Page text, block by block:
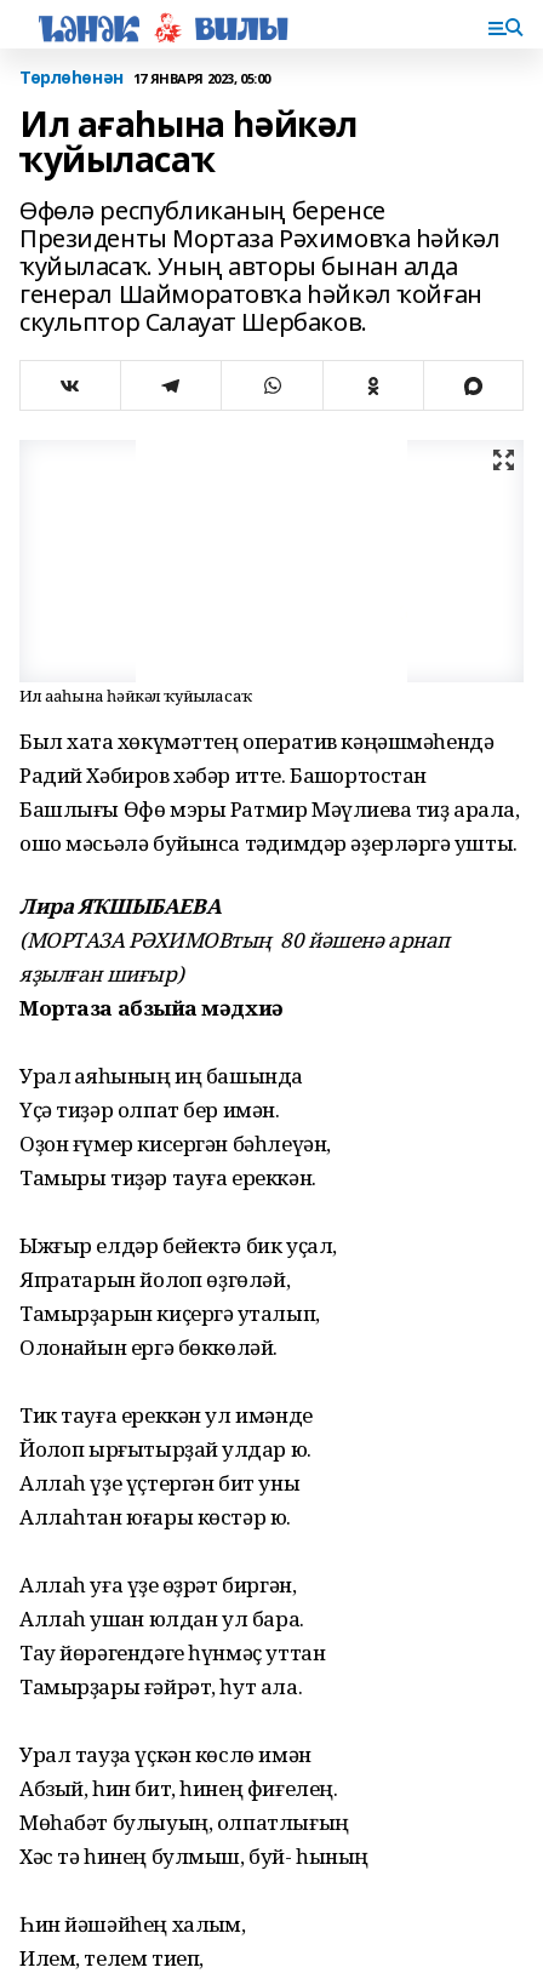
Төрлөһөнән 17 ЯНВАРЯ 2023, 05:00
Ил ағаһына һәйкәл
ҡуйыласаҡ
Өфөлә республиканың беренсе
Президенты Мортаза Рәхимовҡа һәйкәл
ҡуйыласаҡ. Уның авторы бынан алда
генерал Шайморатовҡа һәйкәл ҡойған
скульптор Салауат Шербаков.
Ил ағаһына һәйкәл ҡуйыласаҡ
Был хаҡта хөкүмәттең оператив кәңәшмәһендә
Радий Хәбиров хәбәр итте. Башҡортостан
Башлығы Өфө мэры Ратмир Мәүлиевҡа тиҙ арала,
ошо мәсьәлә буйынса тәҡдимдәр әҙерләргә ҡушты.
Лира ЯҠШЫБАЕВА
(МОРТАЗА РӘХИМОВтың 80 йәшенә арнап
яҙылған шиғыр)
Мортаза абзыйға мәдхиә
Урал ҡаяһының иң башында
Үҫә тиҙәр олпат бер имән.
Оҙон ғүмер кисергән бәһлеүән,
Тамыры тиҙәр тауға ереккән.
Ыжғыр елдәр бейектә бик уҫал,
Япраҡтарын йолҡоп өҙгөләй,
Тамырҙарын киҫергә уҡталып,
Олонҡайын ергә бөккөләй.
Тик тауға ереккән ул имәнде
Йолҡоп ырғытырҙай ҡулдар юҡ.
Аллаһ үҙе үҫтергән бит уны
Аллаһтан юғары көстәр юҡ.
Аллаһ уға үҙе ҡөҙрәт биргән,
Аллаһ ҡушҡан юлдан ул бара.
Тау йөрәгендәге һүнмәҫ уттан
Тамырҙары ғәйрәт, һут ала.
Урал тауҙа үҫкән көслө имән
Абзый, һин бит, һинең фиғелең.
Мөһабәт булыуың, олпатлығың
Хәс тә һинең булмыш, буй- һының
Һин йәшәйһең халҡым,
Илем, телем тиеп,